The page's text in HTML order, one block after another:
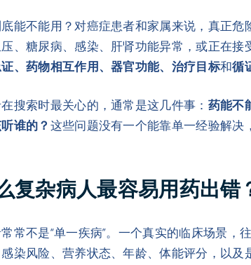
能不能用？对癌症患者和家属来说，真正
、糖尿病、感染、肝肾功能异常，或正在
、药物相互作用、器官功能、治疗目标和循
搜索时最关心的，通常是这几件事： 药能不
谁的？ 这些问题没有一个能靠单一经验解决
复杂病人最容易用药出错
常不是“单一疾病”。一个真实的临床场景
染风险、营养状态、年龄、体能评分，以及